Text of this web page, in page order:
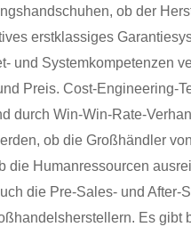
ob der
erstklassiges
und Systemkompetenzen
Preis. Cost-Engineering-
durch Win-Win-Rate-
ob die Großhändler
Humanressourcen
die Pre-Sales- und After-
Es gibt